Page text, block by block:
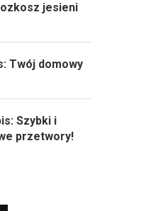
jesieni
Twój domowy
Szybki i
przetwory!